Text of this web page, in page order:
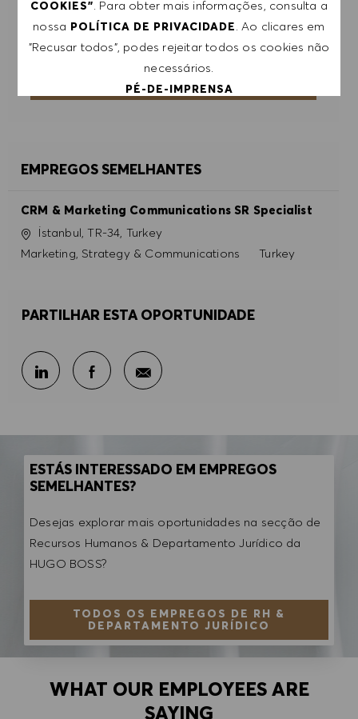
COOKIES". Para obter mais informações, consulta a
nossa POLÍTICA DE PRIVACIDADE. Ao clicares em
"Recusar todos", podes rejeitar todos os cookies não
necessários.
PÉ-DE-IMPRENSA
PREFERÊNCIAS DE COOKIES
RECUSAR TODOS
PERSONALIZADAS COM BASE NOS TEUS
INTERESSES.
EMPREGOS SEMELHANTES
CRM & Marketing Communications SR Specialist
Localização
İstanbul, TR-34, Turkey
Categoria
Marketing, Strategy & Communications Turkey
PARTILHAR ESTA OPORTUNIDADE
Partilhar através do LinkedIn
Partilhar através do Facebook
Partilhar por e-mail
ESTÁS INTERESSADO EM EMPREGOS
SEMELHANTES?
Desejas explorar mais oportunidades na secção de
Recursos Humanos & Departamento Jurídico da
HUGO BOSS?
TODOS OS EMPREGOS DE RH &
DEPARTAMENTO JURÍDICO
WHAT OUR EMPLOYEES ARE
SAYING